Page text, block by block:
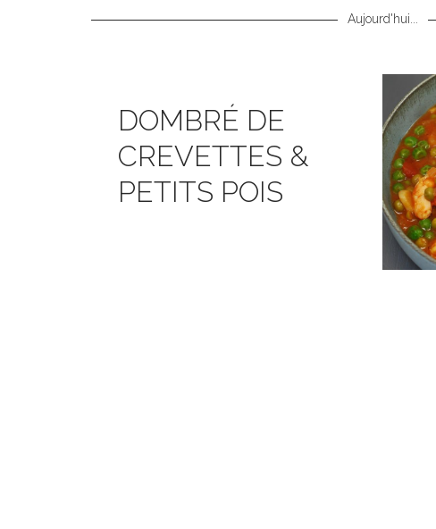
Aujourd'hui...
DOMBRÉ DE
CREVETTES &
PETITS POIS